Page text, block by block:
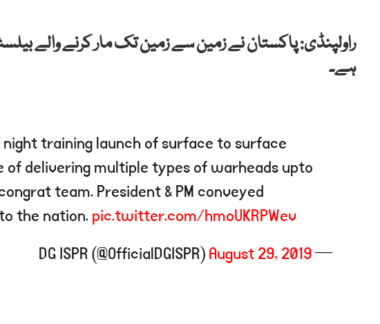
راولپنڈی: پاکستان نے زمین سے زمین تک مار کرنے والے
ہے۔
training launch of surface to surface
of delivering multiple types of warheads upto
team. President & PM conveyed
the nation.pic.twitter.com/hmoUKRPWev
— DG ISPR (@OfficialDGISPR)
August 29, 2019